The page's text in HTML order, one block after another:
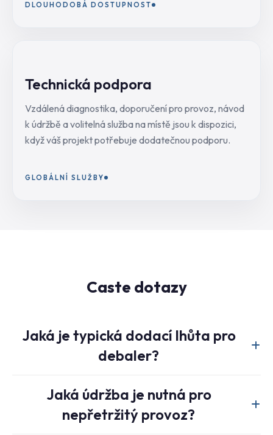
DLOUHODOBÁ DOSTUPNOST
Technická podpora
Vzdálená diagnostika, doporučení pro provoz, návod
k údržbě a volitelná služba na místě jsou k dispozici,
když váš projekt potřebuje dodatečnou podporu.
GLOBÁLNÍ SLUŽBY
Caste dotazy
Jaká je typická dodací lhůta pro
debaler?
přibližně 30 dní. U integrovaných recyklačních linek se
dodací lhůty pohybují od 60 do 90 dní v závislosti na
Jaká údržba je nutná pro
nepřetržitý provoz?